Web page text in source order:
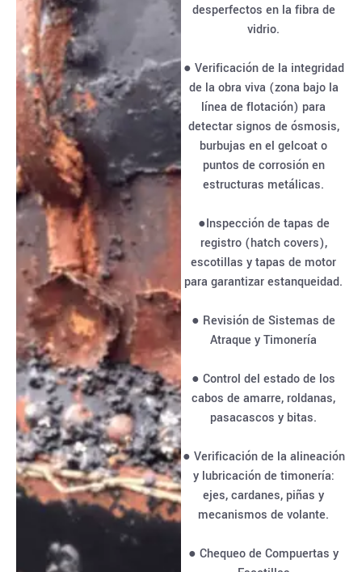
desperfectos en la fibra de
vidrio.
● Verificación de la integridad
de la obra viva (zona bajo la
línea de flotación) para
detectar signos de ósmosis,
burbujas en el gelcoat o
puntos de corrosión en
estructuras metálicas.
●Inspección de tapas de
registro (hatch covers),
escotillas y tapas de motor
para garantizar estanqueidad.
● Revisión de Sistemas de
Atraque y Timonería
● Control del estado de los
cabos de amarre, roldanas,
pasacascos y bitas.
● Verificación de la alineación
y lubricación de timonería:
ejes, cardanes, piñas y
mecanismos de volante.
● Chequeo de Compuertas y